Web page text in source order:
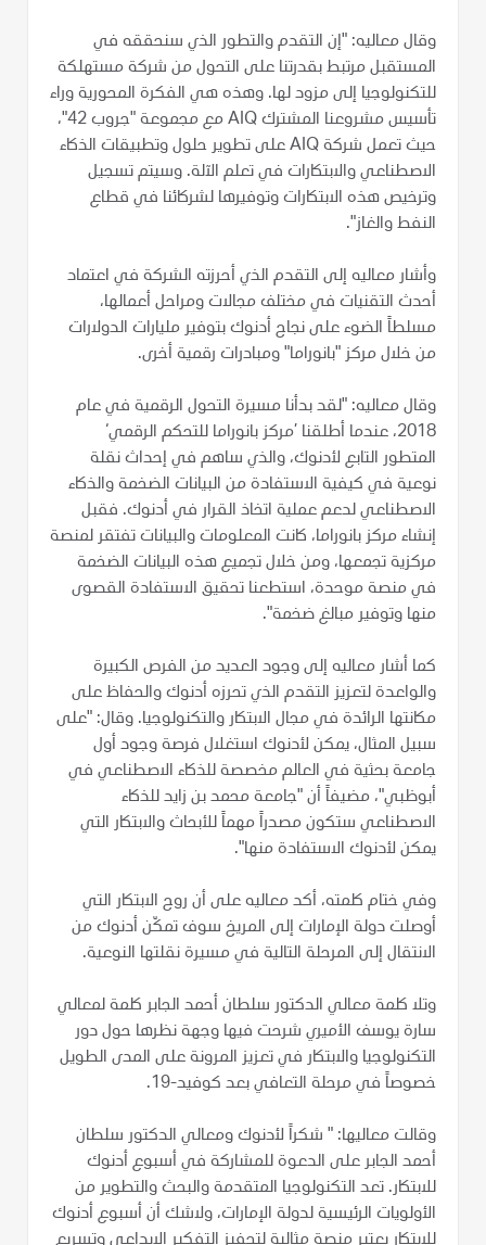
وقال معاليه: "إن التقدم والتطور الذي سنحققه في
المستقبل مرتبط بقدرتنا على التحول من شركة مستهلكة
للتكنولوجيا إلى مزود لها. وهذه هي الفكرة المحورية وراء
تأسيس مشروعنا المشترك AIQ مع مجموعة "جروب 42"،
حيث تعمل شركة AIQ على تطوير حلول وتطبيقات الذكاء
الاصطناعي والابتكارات في تعلم الآلة. وسيتم تسجيل
وترخيص هذه الابتكارات وتوفيرها لشركائنا في قطاع
النفط والغاز".
وأشار معاليه إلى التقدم الذي أحرزته الشركة في اعتماد
أحدث التقنيات في مختلف مجالات ومراحل أعمالها،
مسلطاً الضوء على نجاح أدنوك بتوفير مليارات الدولارات
من خلال مركز "بانوراما" ومبادرات رقمية أخرى.
وقال معاليه: "لقد بدأنا مسيرة التحول الرقمية في عام
2018، عندما أطلقنا ’مركز بانوراما للتحكم الرقمي‘
المتطور التابع لأدنوك، والذي ساهم في إحداث نقلة
نوعية في كيفية الاستفادة من البيانات الضخمة والذكاء
الاصطناعي لدعم عملية اتخاذ القرار في أدنوك. فقبل
إنشاء مركز بانوراما، كانت المعلومات والبيانات تفتقر لمنصة
مركزية تجمعها، ومن خلال تجميع هذه البيانات الضخمة
في منصة موحدة، استطعنا تحقيق الاستفادة القصوى
منها وتوفير مبالغ ضخمة".
كما أشار معاليه إلى وجود العديد من الفرص الكبيرة
والواعدة لتعزيز التقدم الذي تحرزه أدنوك والحفاظ على
مكانتها الرائدة في مجال الابتكار والتكنولوجيا. وقال: "على
سبيل المثال، يمكن لأدنوك استغلال فرصة وجود أول
جامعة بحثية في العالم مخصصة للذكاء الاصطناعي في
أبوظبي"، مضيفاً أن "جامعة محمد بن زايد للذكاء
الاصطناعي ستكون مصدراً مهماً للأبحاث والابتكار التي
يمكن لأدنوك الاستفادة منها".
وفي ختام كلمته، أكد معاليه على أن روح الابتكار التي
أوصلت دولة الإمارات إلى المريخ سوف تمكّن أدنوك من
الانتقال إلى المرحلة التالية في مسيرة نقلتها النوعية.
وتلا كلمة معالي الدكتور سلطان أحمد الجابر كلمة لمعالي
سارة يوسف الأميري شرحت فيها وجهة نظرها حول دور
التكنولوجيا والابتكار في تعزيز المرونة على المدى الطويل
خصوصاً في مرحلة التعافي بعد كوفيد-19.
وقالت معاليها: " شكراً لأدنوك ومعالي الدكتور سلطان
أحمد الجابر على الدعوة للمشاركة في أسبوع أدنوك
للابتكار. تعد التكنولوجيا المتقدمة والبحث والتطوير من
الأولويات الرئيسية لدولة الإمارات، ولاشك أن أسبوع أدنوك
للابتكار يعتبر منصة مثالية لتحفيز التفكير الإبداعي وتسريع